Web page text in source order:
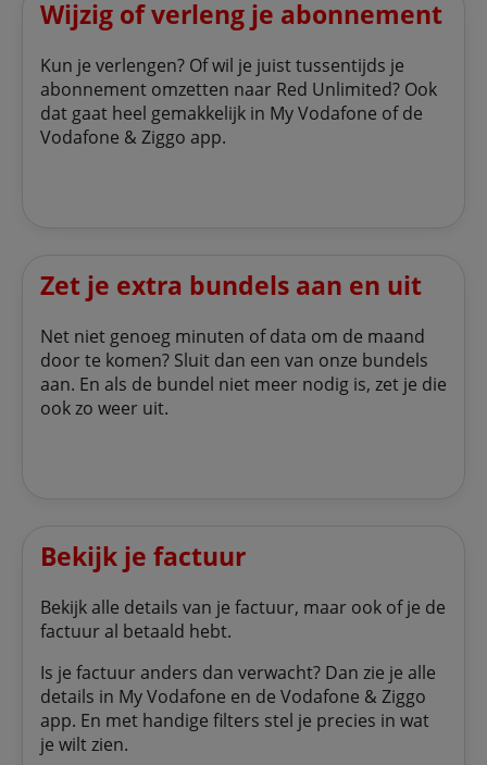
Wijzig of verleng je abonnement
Kun je verlengen? Of wil je juist tussentijds je
abonnement omzetten naar Red Unlimited? Ook
dat gaat heel gemakkelijk in My Vodafone of de
Vodafone & Ziggo app.
Zet je extra bundels aan en uit
Net niet genoeg minuten of data om de maand
door te komen? Sluit dan een van onze bundels
aan. En als de bundel niet meer nodig is, zet je die
ook zo weer uit.
Bekijk je factuur
Bekijk alle details van je factuur, maar ook of je de
factuur al betaald hebt.
Is je factuur anders dan verwacht? Dan zie je alle
details in My Vodafone en de Vodafone & Ziggo
app. En met handige filters stel je precies in wat
je wilt zien.